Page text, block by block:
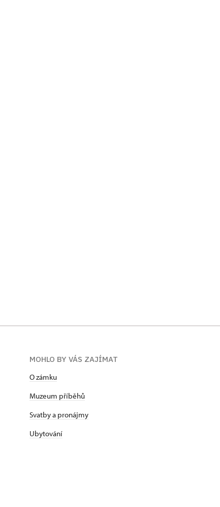
MOHLO BY VÁS ZAJÍMAT
O zámku
Muzeum příběhů
Svatby a pronájmy
Ubytování